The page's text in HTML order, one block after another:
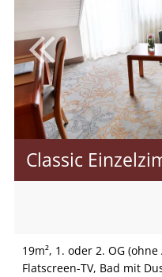
Mindestbelegung:
Classic
19m², 1. oder 2. OG
Flatscreen-TV, Bad mit